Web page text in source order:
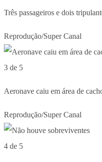
Três passageiros e dois
Reprodução/Super Canal
3 de 5
Aeronave caiu em área de
Reprodução/Super Canal
4 de 5